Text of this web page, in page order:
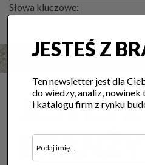
Słowa kluczowe:
JESTEŚ Z
JESTEŚ Z
Ten newsletter jest dla
do wiedzy, analiz,
i katalogu firm z rynku